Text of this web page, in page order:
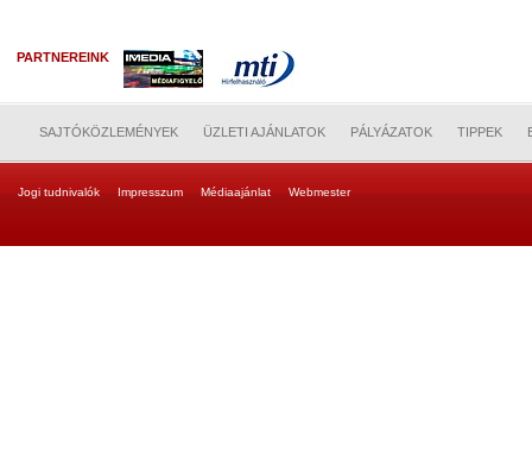
PARTNEREINK
SAJTÓKÖZLEMÉNYEK ÜZLETI AJÁNLATOK PÁLYÁZATOK TIPPEK
Jogi tudnivalók Impresszum Médiaajánlat Webmester